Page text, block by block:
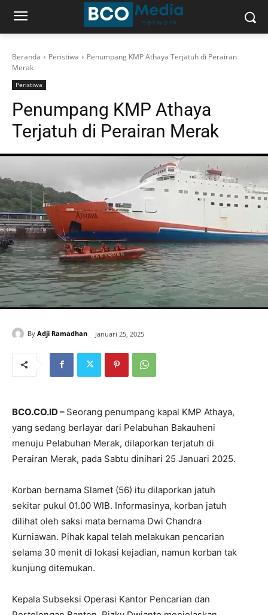
Beranda Peristiwa
Penumpang KMP Athaya Terjatuh di Perairan
Merak
Peristiwa
Penumpang KMP Athaya
Terjatuh di Perairan Merak
By Adji Ramadhan Januari 25, 2025
BCO.CO.ID – Seorang penumpang kapal KMP Athaya,
yang sedang berlayar dari Pelabuhan Bakauheni
menuju Pelabuhan Merak, dilaporkan terjatuh di
Perairan Merak, pada Sabtu dinihari 25 Januari 2025.
Korban bernama Slamet (56) itu dilaporkan jatuh
sekitar pukul 01.00 WIB. Informasinya, korban jatuh
dilihat oleh saksi mata bernama Dwi Chandra
Kurniawan. Pihak kapal telah melakukan pencarian
selama 30 menit di lokasi kejadian, namun korban tak
kunjung ditemukan.
Kepala Subseksi Operasi Kantor Pencarian dan